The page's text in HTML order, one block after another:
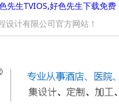
先生TVIOS,好色先生下载免费
有限公司官方网站！